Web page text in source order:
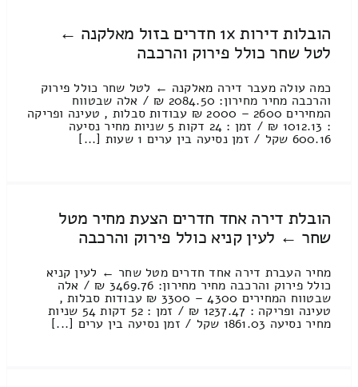
הובלות דירות 1x חדרים בזול מאלקנה ←
לטל שחר כולל פירוק והרכבה
כמה עולה מעבר דירה מאלקנה ← לטל שחר כולל פירוק
והרכבה מחיר מחירון: 2084.50 ₪ / אלה שבטווח
המחירים 2600 – 2000 ₪ עבודות סבלות , טעינה ופריקה
: 1012.13 ₪ / זמן : 24 דקות 5 שניות מחיר נסיעה
600.16 שקל / זמן נסיעה בין ערים 1 שעות [...]
הובלת דירה אחד חדרים הצעת מחיר מטל
שחר ← לעין קניא כולל פירוק והרכבה
מחיר העברת דירה אחד חדרים מטל שחר ← לעין קניא
כולל פירוק והרכבה מחיר מחירון: 3469.76 ₪ / אלה
שבטווח המחירים 4300 – 3300 ₪ עבודות סבלות ,
טעינה ופריקה : 1237.47 ₪ / זמן : 52 דקות 54 שניות
מחיר נסיעה 1861.03 שקל / זמן נסיעה בין ערים [...]